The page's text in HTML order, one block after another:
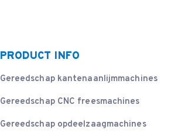
PRODUCT INFO
Gereedschap kantenaanlijmmachines
Gereedschap CNC freesmachines
Gereedschap opdeelzaagmachines